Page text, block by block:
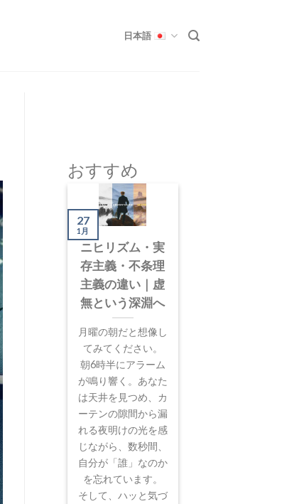
日本語
おすすめ
ニヒリズム・実
存主義・不条理
主義の違い｜虚
無という深淵へ
月曜の朝だと想像し
てみてください。
朝6時半にアラーム
が鳴り響く。あなた
は天井を見つめ、カ
ーテンの隙間から漏
れる夜明けの光を感
じながら、数秒間、
自分が「誰」なのか
を忘れています。
そして、ハッと気づ
27
1月